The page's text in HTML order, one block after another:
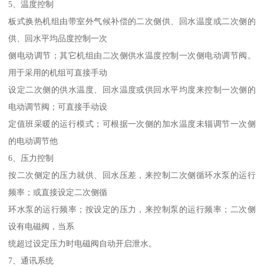
5、温度控制
板式换热机组由带室外气候补偿的二次侧供、回水温度或二次侧的
供、回水平均品度控制一次
侧电动调节；其它机组由二次侧供水温度控制一次侧电动调节阀。
用于采用的机组可直接手动
设定二次侧的供水温度、回水温度或供回水平均度来控制一次侧的
电动调节阀；可直接手动设
定值班采暖的运行模式；可根据一次侧的加水温度未辎调节一次侧
的电动调节他
6、压力控制
按二次侧定的压力就供、回水压差，来控制二次侧循环水泵的运行
频率；或直接设定二次侧循
环水泵的运行频率；按设定的压力，来控制泵的运行频率；二次侧
设有电磁阀，当系
统超过设定压力时电磁阀自动开启泄水。
7、通讯系统